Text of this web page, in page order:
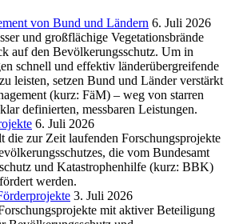
von Bund und Ländern 6. Juli 2026
und großflächige Vegetationsbrände
auf den Bevölkerungsschutz. Um in
schnell und effektiv länderübergreifende
leisten, setzen Bund und Länder verstärkt
(kurz: FäM) – weg von starren
definierten, messbaren Leistungen.
6. Juli 2026
die zur Zeit laufenden Forschungsprojekte
die vom Bundesamt
und Katastrophenhilfe (kurz: BBK)
werden.
3. Juli 2026
mit aktiver Beteiligung